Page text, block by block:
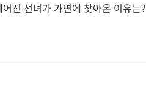
진 선녀가 가연에 찾아온 이유는?